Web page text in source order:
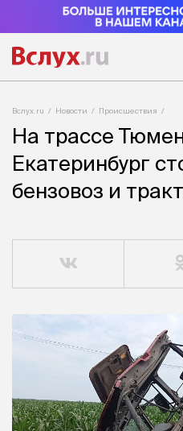
Вслух.ru Новости Происшествия
На трассе
Екатеринбург
бензовоз и